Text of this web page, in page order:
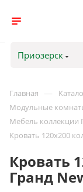
Приозерск
Главная —
Модульные
Мебель коллекции
Кровать 120х200
Кровать
Гранд